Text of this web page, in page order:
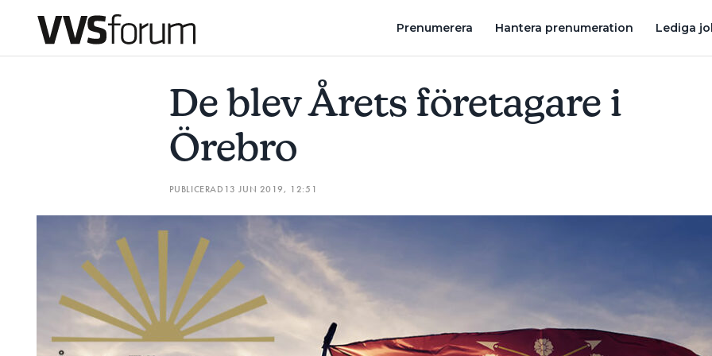
Prenumerera Hantera prenumeration Lediga
Prenumerera
Hantera prenumeration
Annonsera
Läs E-tidningen
Om tidningen
Kontakt
De blev Årets företagare i
Örebro
PUBLICERAD 13 JUN 2019, 12:51
DE BLEV ÅRETS FÖRETAGARE I ÖREBRO HUR GÅR DET FÖR VÄRMEPUMPARNA EGENTLIGEN? NORDIC CLIMATE